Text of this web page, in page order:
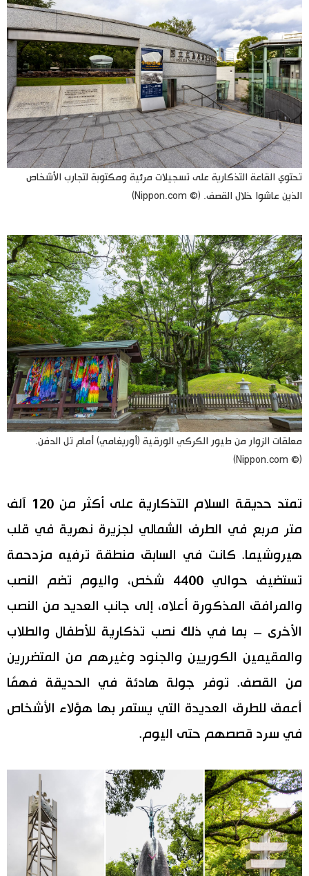
تحتوي القاعة التذكارية على تسجيلات مرئية ومكتوبة لتجارب الأشخاص
الذين عاشوا خلال القصف. (© Nippon.com)
معلقات الزوار من طيور الكركي الورقية (أوريغامي) أمام تل الدفن.
(© Nippon.com)
تمتد حديقة السلام التذكارية على أكثر من 120 آلف
متر مربع في الطرف الشمالي لجزيرة نهرية في قلب
هيروشيما. كانت في السابق منطقة ترفيه مزدحمة
تستضيف حوالي 4400 شخص، واليوم تضم النصب
والمرافق المذكورة أعلاه، إلى جانب العديد من النصب
الأخرى – بما في ذلك نصب تذكارية للأطفال والطلاب
والمقيمين الكوريين والجنود وغيرهم من المتضررين
من القصف. توفر جولة هادئة في الحديقة فهمًا
أعمق للطرق العديدة التي يستمر بها هؤلاء الأشخاص
في سرد قصصهم حتى اليوم.